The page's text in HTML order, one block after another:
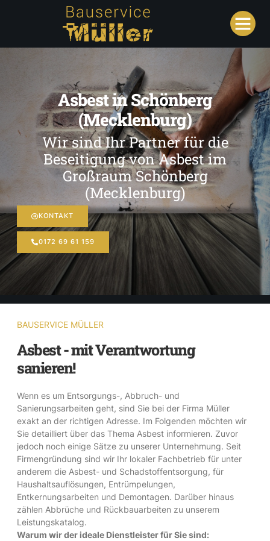
Asbest in Schönberg
(Mecklenburg)
Wir sind Ihr Partner für die
Beseitigung von Asbest im
Großraum Schönberg
(Mecklenburg)
KONTAKT
0172 69 61 159
BAUSERVICE MÜLLER
Asbest - mit Verantwortung
sanieren!
Wenn es um Entsorgungs-, Abbruch- und
Sanierungsarbeiten geht, sind Sie bei der Firma Müller
exakt an der richtigen Adresse. Im Folgenden möchten wir
Sie detailliert über das Thema Asbest informieren. Zuvor
jedoch noch einige Sätze zu unserer Unternehmung. Seit
Firmengründung sind wir Ihr lokaler Fachbetrieb für unter
anderem die Asbest- und Schadstoffentsorgung, für
Haushaltsauflösungen, Entrümpelungen,
Entkernungsarbeiten und Demontagen. Darüber hinaus
zählen Abbrüche und Rückbauarbeiten zu unserem
Leistungskatalog.
Warum wir der ideale Dienstleister für Sie sind: